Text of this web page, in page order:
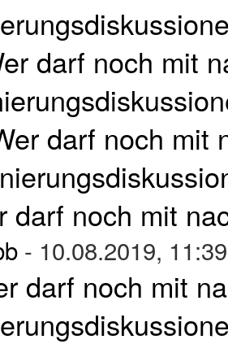
darf noch mit
darf noch mit
darf noch mit
- 10.08.2019, 11:39
darf noch mit